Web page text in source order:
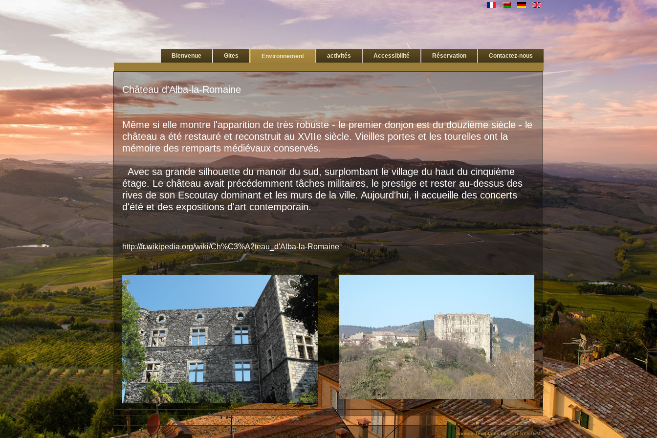
Bienvenue Gites Environnement activités Accessibilité Réservation Contactez-nous
Château d'Alba-la-Romaine
Même si elle montre l'apparition de très robuste - le premier donjon est du douzième siècle - le
château a été restauré et reconstruit au XVIIe siècle. Vieilles portes et les tourelles ont la
mémoire des remparts médiévaux conservés.
Avec sa grande silhouette du manoir du sud, surplombant le village du haut du cinquième
étage. Le château avait précédemment tâches militaires, le prestige et rester au-dessus des
rives de son Escoutay dominant et les murs de la ville. Aujourd'hui, il accueille des concerts
d'été et des expositions d'art contemporain.
http://fr.wikipedia.org/wiki/Ch%C3%A2teau_d'Alba-la-Romaine
Joomla TemplatesbySVN-SYSTEMS